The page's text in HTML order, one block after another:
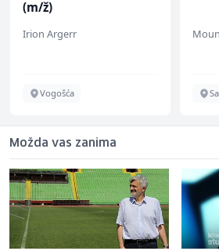
Mountain
Sarajevo
Kalea
Možda vas zanima